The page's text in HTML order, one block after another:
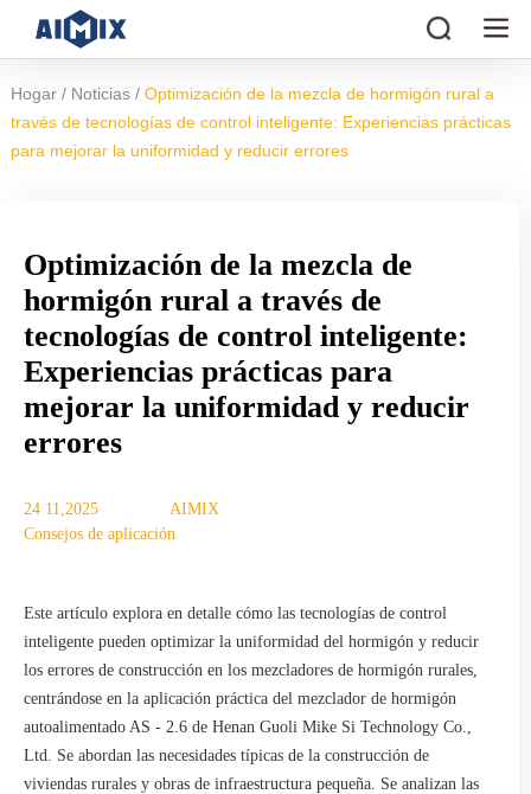
Hogar / Noticias / Optimización de la mezcla de hormigón rural a
través de tecnologías de control inteligente: Experiencias prácticas
para mejorar la uniformidad y reducir errores
Optimización de la mezcla de
hormigón rural a través de
tecnologías de control inteligente:
Experiencias prácticas para
mejorar la uniformidad y reducir
errores
24 11,2025
AIMIX
Consejos de aplicación
Este artículo explora en detalle cómo las tecnologías de control
inteligente pueden optimizar la uniformidad del hormigón y reducir
los errores de construcción en los mezcladores de hormigón rurales,
centrándose en la aplicación práctica del mezclador de hormigón
autoalimentado AS - 2.6 de Henan Guoli Mike Si Technology Co.,
Ltd. Se abordan las necesidades típicas de la construcción de
viviendas rurales y obras de infraestructura pequeña. Se analizan las